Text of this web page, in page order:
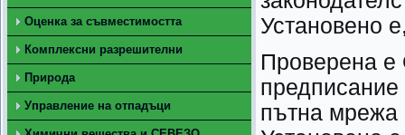
Оценка за съвместимостта
Комплексни разрешителни
Природа
Управление на отпадъци
Установено
Проверена е
предписание
пътна мрежа